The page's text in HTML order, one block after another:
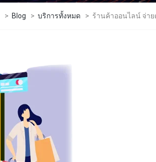
> Blog > บริการทั้งหมด > ร้านค้าออนไลน์ จ่าย